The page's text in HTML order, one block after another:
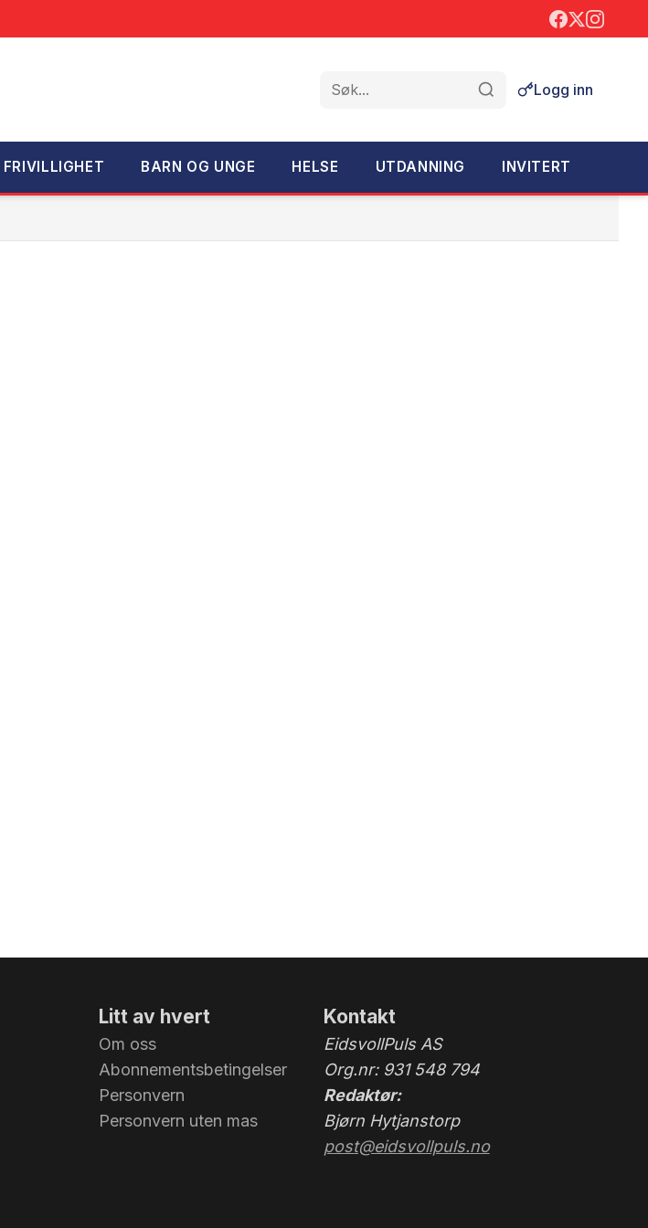
Søk
Logg inn
FRIVILLIGHET BARN OG UNGE HELSE UTDANNING INVITERT
Litt av hvert
Om oss
Abonnementsbetingelser
Personvern
Personvern uten mas
Kontakt
EidsvollPuls AS
Org.nr: 931 548 794
Redaktør:
Bjørn Hytjanstorp
post@eidsvollpuls.no